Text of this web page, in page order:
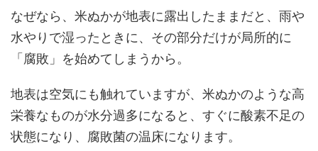
なぜなら、米ぬかが地表に露出したままだと、雨や
水やりで湿ったときに、その部分だけが局所的に
「腐敗」を始めてしまうから。
地表は空気にも触れていますが、米ぬかのような高
栄養なものが水分過多になると、すぐに酸素不足の
状態になり、腐敗菌の温床になります。